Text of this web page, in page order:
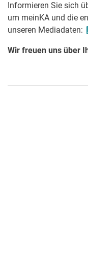
Informieren Sie sich
um meinKA und die
unseren Mediadaten:
Wir freuen uns über